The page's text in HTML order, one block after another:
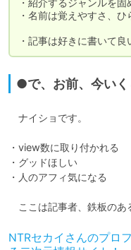
・名前は覚えやすさ、ひ
・記事は好きに書いて良
●で、お前、今いく
ナイショです。
・view数に取り付かれる
・グッドほしい
・人のアフィ気になる
ここは記事者、鉄板のあ
NTRセカイさんのプロ